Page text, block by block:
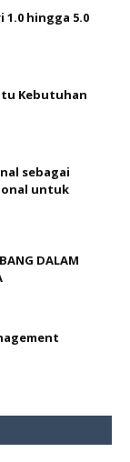
hingga 5.0
Kebutuhan
sebagai
untuk
DALAM